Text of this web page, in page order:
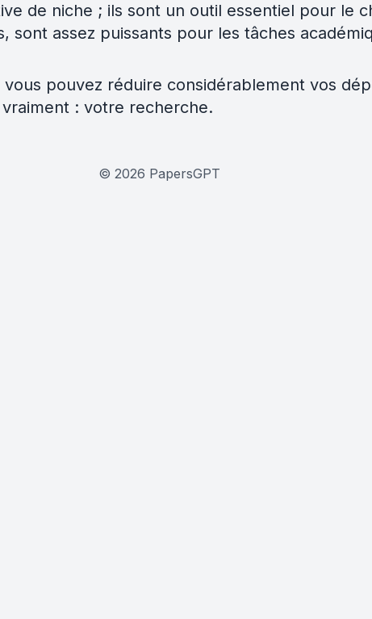
de niche ; ils sont un outil essentiel pour le
assez puissants pour les tâches
pouvez réduire considérablement vos
: votre recherche.
© 2026 PapersGPT